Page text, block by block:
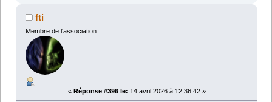
fti
Membre de l'association
« Réponse #396 le: 14 avril 2026 à 12:36:42 »